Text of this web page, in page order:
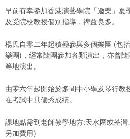
早前有幸參加香港演藝學院「邀樂」夏
及受院校教授個別指導，禆益良多。
楊氏自零二年起積極參與多個樂團 (包
樂團)，經常隨團參加各類演出，亦曾
等地演出。
由零六年起開始於多間中小學及琴行教
在考試中具優秀成績。
課地點需到老師教學地方:天水圍或荃
另加費用)